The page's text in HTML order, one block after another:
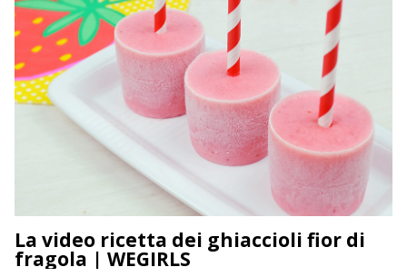
La video ricetta dei ghiaccioli fior di
fragola | WEGIRLS